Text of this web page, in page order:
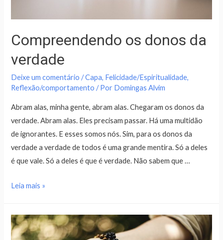
Compreendendo os donos da
verdade
Deixe um comentário /Capa, Felicidade/Espiritualidade,
Reflexão/comportamento / Por Domingas Alvim
Abram alas, minha gente, abram alas. Chegaram os donos da
verdade. Abram alas. Eles precisam passar. Há uma multidão
de ignorantes. E esses somos nós. Sim, para os donos da
verdade a verdade de todos é uma grande mentira. Só a deles
é que vale. Só a deles é que é verdade. Não sabem que …
Leia mais »